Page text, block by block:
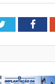
Twitter